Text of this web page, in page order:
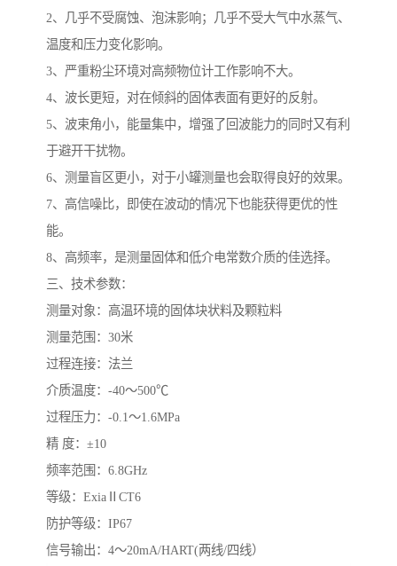
2、几乎不受腐蚀、泡沫影响；几乎不受大气中水蒸气、
温度和压力变化影响。
3、严重粉尘环境对高频物位计工作影响不大。
4、波长更短，对在倾斜的固体表面有更好的反射。
5、波束角小，能量集中，增强了回波能力的同时又有利
于避开干扰物。
6、测量盲区更小，对于小罐测量也会取得良好的效果。
7、高信噪比，即使在波动的情况下也能获得更优的性
能。
8、高频率，是测量固体和低介电常数介质的佳选择。
三、技术参数：
测量对象：高温环境的固体块状料及颗粒料
测量范围：30米
过程连接：法兰
介质温度：-40～500℃
过程压力：-0.1～1.6MPa
精 度：±10
频率范围：6.8GHz
等级：ExiaⅡCT6
防护等级：IP67
信号输出：4～20mA/HART(两线/四线）